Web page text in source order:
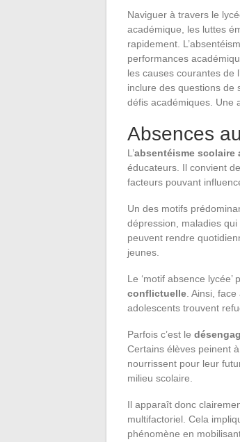
Naviguer à travers le
académique, les luttes
rapidement.
performances
les causes courantes de
inclure des questions de
défis académiques. Une
Absences
L’absentéisme scolaire
éducateurs. Il convient
facteurs pouvant
Un des motifs
dépression, maladies qui
peuvent rendre
jeunes.
Le ‘motif absence
conflictuelle. Ainsi,
adolescents trouvent
Parfois c’est le
Certains élèves peinent
nourrissent pour leur
milieu scolaire.
Il apparaît donc
multifactoriel. Cela
phénomène en